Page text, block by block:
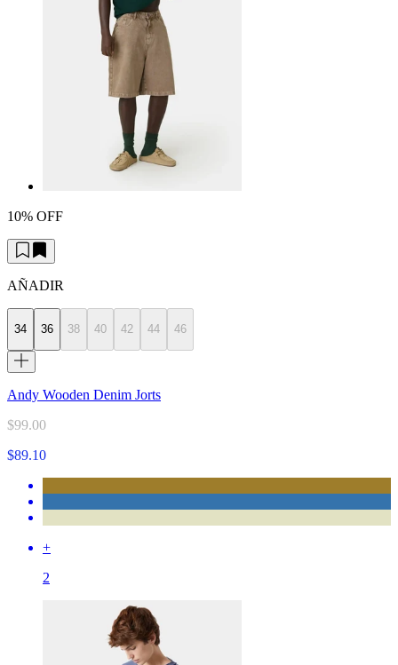
10% OFF
AÑADIR
34 36 38 40 42 44 46
Andy Wooden Denim Jorts
$99.00
$89.10
+
2